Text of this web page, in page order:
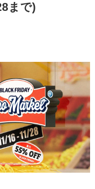
まで)